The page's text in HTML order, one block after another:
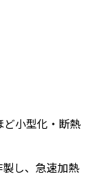
小型化・断熱
し、急速加熱